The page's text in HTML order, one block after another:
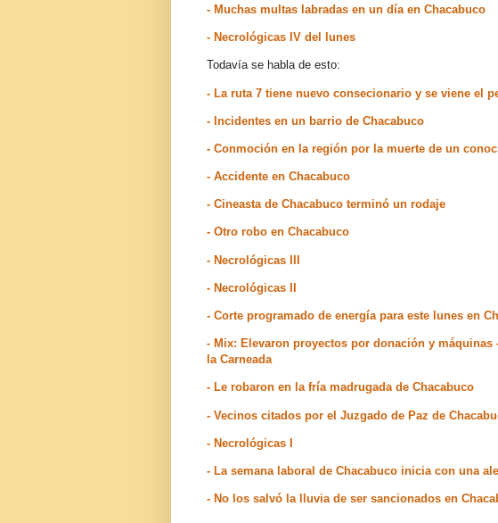
- Muchas multas labradas en un día en Chacabuco
- Necrológicas IV del lunes
Todavía se habla de esto:
- La ruta 7 tiene nuevo consecionario y se viene el
- Incidentes en un barrio de Chacabuco
- Conmoción en la región por la muerte de un
- Accidente en Chacabuco
- Cineasta de Chacabuco terminó un rodaje
- Otro robo en Chacabuco
- Necrológicas III
- Necrológicas II
- Corte programado de energía para este lunes en
- Mix: Elevaron proyectos por donación y máquinas
la Carneada
- Le robaron en la fría madrugada de Chacabuco
- Vecinos citados por el Juzgado de Paz de
- Necrológicas I
- La semana laboral de Chacabuco inicia con una
- No los salvó la lluvia de ser sancionados en